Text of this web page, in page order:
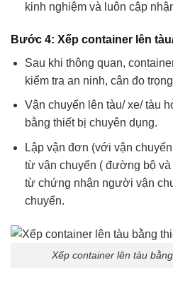
kinh nghiệm và luôn cập
Bước 4: Xếp container lên
Sau khi thông quan,
kiểm tra an ninh, cân đo
Vận chuyển lên tàu/ xe/ tàu
bằng thiết bị chuyên dụng.
Lập vận đơn (với vận
từ vận chuyển ( đường bộ
từ chứng nhận người vận
chuyển.
Xếp container lên tàu